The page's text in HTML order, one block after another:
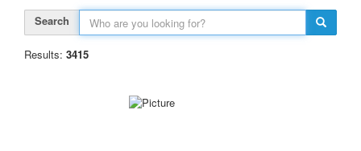
Search
Results: 3415